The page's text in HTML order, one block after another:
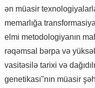
ən müasir
memarlığa
elmi metodologiyanın
rəqəmsal bərpa və
vasitəsilə tarixi və
genetikası"nın müasir